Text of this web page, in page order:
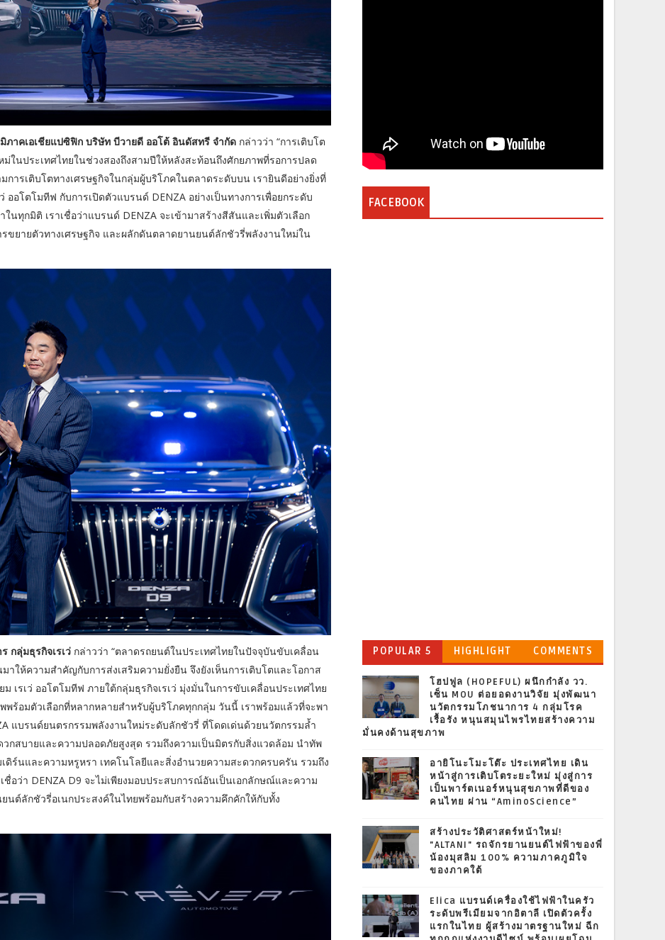
ภาคเอเชียแปซิฟิก บริษัท บีวายดี ออโต้ อินดัสทรี จำกัด กล่าวว่า “การเติบโต
ในประเทศไทยในช่วงสองถึงสามปีให้หลังสะท้อนถึงศักยภาพที่รอการปลด
ารเติบโตทางเศรษฐกิจในกลุ่มผู้บริโภคในตลาดระดับบน เรายินดีอย่างยิ่งที่
ออโตโมทีฟ กับการเปิดตัวแบรนด์ DENZA อย่างเป็นทางการเพื่อยกระดับ
ทุกมิติ เราเชื่อว่าแบรนด์ DENZA จะเข้ามาสร้างสีสันและเพิ่มตัวเลือก
ยายตัวทางเศรษฐกิจ และผลักดันตลาดยานยนต์ลักชัวรี่พลังงานใหม่ใน
กลุ่มธุรกิจเรเว่ กล่าวว่า “ตลาดรถยนต์ในประเทศไทยในปัจจุบันขับเคลื่อน
ให้ความสำคัญกับการส่งเสริมความยั่งยืน จึงยังเห็นการเติบโตและโอกาส
เรเว่ ออโตโมทีฟ ภายใต้กลุ่มธุรกิจเรเว่ มุ่งมั่นในการขับเคลื่อนประเทศไทย
อมตัวเลือกที่หลากหลายสำหรับผู้บริโภคทุกกลุ่ม วันนี้ เราพร้อมแล้วที่จะพา
แบรนด์ยนตรกรรมพลังงานใหม่ระดับลักชัวรี่ ที่โดดเด่นด้วยนวัตกรรมล้ำ
กสบายและความปลอดภัยสูงสุด รวมถึงความเป็นมิตรกับสิ่งแวดล้อม นำทัพ
ร์นและความหรูหรา เทคโนโลยีและสิ่งอำนวยความสะดวกครบครัน รวมถึง
อว่า DENZA D9 จะไม่เพียงมอบประสบการณ์อันเป็นเอกลักษณ์และความ
นต์ลักชัวรี่อเนกประสงค์ในไทยพร้อมกับสร้างความคึกคักให้กับทั้ง
FACEBOOK
POPULAR 5 HIGHLIGHT COMMENTS
โฮปฟูล (HOPEFUL) ผนึกกำลัง วว.
เซ็น MOU ต่อยอดงานวิจัย มุ่งพัฒนา
นวัตกรรมโภชนาการ 4 กลุ่มโรค
เรื้อรัง หนุนสมุนไพรไทยสร้างความ
มั่นคงด้านสุขภาพ
อายิโนะโมะโต๊ะ ประเทศไทย เดิน
หน้าสู่การเติบโตระยะใหม่ มุ่งสู่การ
เป็นพาร์ตเนอร์หนุนสุขภาพที่ดีของ
คนไทย ผ่าน “AminoScience”
สร้างประวัติศาสตร์หน้าใหม่!
"ALTANI" รถจักรยานยนต์ไฟฟ้าของพี่
น้องมุสลิม 100% ความภาคภูมิใจ
ของภาคใต้
Elica แบรนด์เครื่องใช้ไฟฟ้าในครัว
ระดับพรีเมียมจากอิตาลี เปิดตัวครั้ง
แรกในไทย ผู้สร้างมาตรฐานใหม่ ฉีก